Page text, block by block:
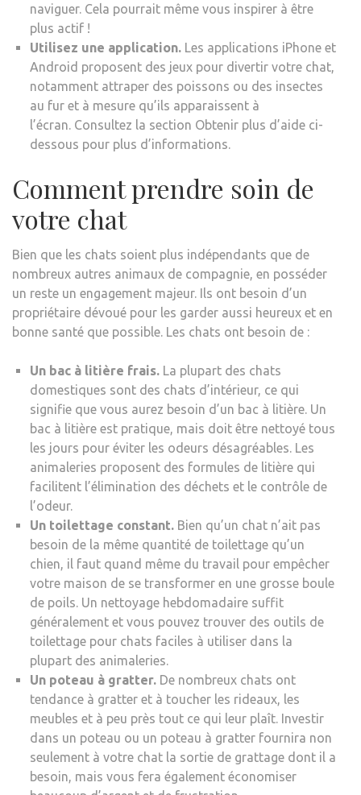
naviguer. Cela pourrait même vous inspirer à être
plus actif !
Utilisez une application. Les applications iPhone et
Android proposent des jeux pour divertir votre chat,
notamment attraper des poissons ou des insectes
au fur et à mesure qu’ils apparaissent à
l’écran. Consultez la section Obtenir plus d’aide ci-
dessous pour plus d’informations.
Comment prendre soin de
votre chat
Bien que les chats soient plus indépendants que de
nombreux autres animaux de compagnie, en posséder
un reste un engagement majeur. Ils ont besoin d’un
propriétaire dévoué pour les garder aussi heureux et en
bonne santé que possible. Les chats ont besoin de :
Un bac à litière frais. La plupart des chats
domestiques sont des chats d’intérieur, ce qui
signifie que vous aurez besoin d’un bac à litière. Un
bac à litière est pratique, mais doit être nettoyé tous
les jours pour éviter les odeurs désagréables. Les
animaleries proposent des formules de litière qui
facilitent l’élimination des déchets et le contrôle de
l’odeur.
Un toilettage constant. Bien qu’un chat n’ait pas
besoin de la même quantité de toilettage qu’un
chien, il faut quand même du travail pour empêcher
votre maison de se transformer en une grosse boule
de poils. Un nettoyage hebdomadaire suffit
généralement et vous pouvez trouver des outils de
toilettage pour chats faciles à utiliser dans la
plupart des animaleries.
Un poteau à gratter. De nombreux chats ont
tendance à gratter et à toucher les rideaux, les
meubles et à peu près tout ce qui leur plaît. Investir
dans un poteau ou un poteau à gratter fournira non
seulement à votre chat la sortie de grattage dont il a
besoin, mais vous fera également économiser